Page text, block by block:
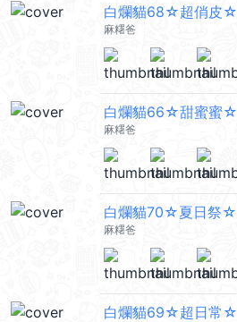
白爛貓68☆超俏皮☆
麻糬爸
白爛貓66☆甜蜜蜜☆
麻糬爸
白爛貓70☆夏日祭☆
麻糬爸
白爛貓69☆超日常☆